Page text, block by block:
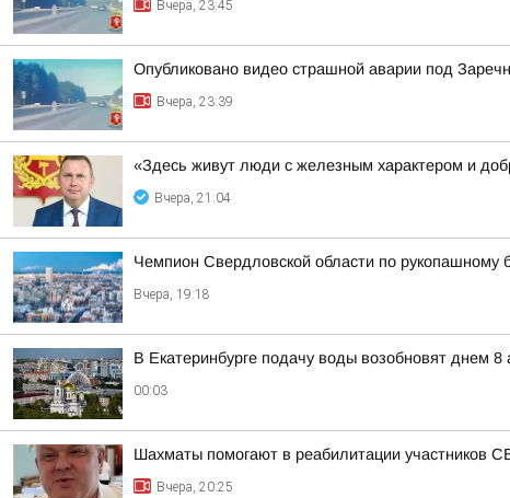
Вчера, 23:45
Опубликовано видео страшной аварии под
Вчера, 23:39
«Здесь живут люди с железным характером и
Вчера, 21:04
Чемпион Свердловской области по
Вчера, 19:18
В Екатеринбурге подачу воды возобновят днем 8
00:03
Шахматы помогают в реабилитации участников
Вчера, 20:25